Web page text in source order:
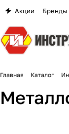
Акции Бренды
Главная Каталог
Детекторы